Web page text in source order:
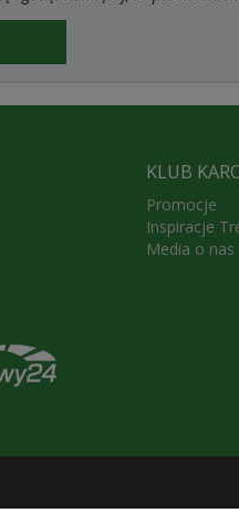
KLUB
Promocje
Inspiracje
Media o nas